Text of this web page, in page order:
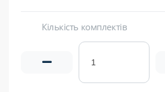
Кількість комплектів